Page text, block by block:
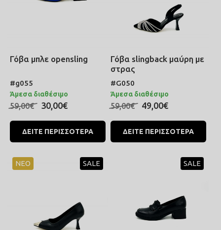
Γόβα μπλε opensling
#g055
Άμεσα διαθέσιμο
59,00€ 30,00€
ΔΕΙΤΕ ΠΕΡΙΣΣΟΤΕΡΑ
Γόβα slingback μαύρη με
στρας
#G050
Άμεσα διαθέσιμο
59,00€ 49,00€
ΔΕΙΤΕ ΠΕΡΙΣΣΟΤΕΡΑ
ΝΕΟ SALE SALE